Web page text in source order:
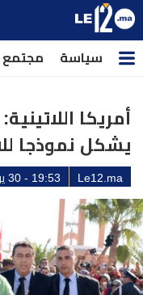
سياسة مجتمع
أمريكا
يشكل نموذجا
Le12.ma 19:53 - 30 يوليو 2018